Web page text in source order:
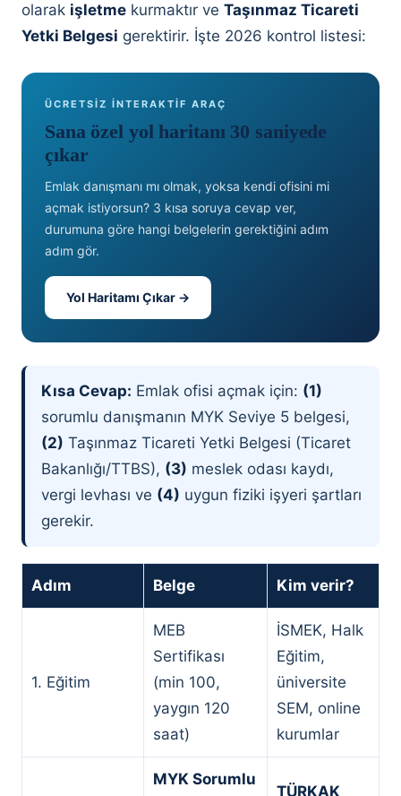
olarak işletme kurmaktır ve Taşınmaz Ticareti
Yetki Belgesi gerektirir. İşte 2026 kontrol listesi:
ÜCRETSİZ İNTERAKTİF ARAÇ
Sana özel yol haritanı 30 saniyede
çıkar
Emlak danışmanı mı olmak, yoksa kendi ofisini mi
açmak istiyorsun? 3 kısa soruya cevap ver,
durumuna göre hangi belgelerin gerektiğini adım
adım gör.
Yol Haritamı Çıkar →
Kısa Cevap: Emlak ofisi açmak için: (1)
sorumlu danışmanın MYK Seviye 5 belgesi,
(2) Taşınmaz Ticareti Yetki Belgesi (Ticaret
Bakanlığı/TTBS), (3) meslek odası kaydı,
vergi levhası ve (4) uygun fiziki işyeri şartları
gerekir.
Adım Belge Kim verir?
1. Eğitim
MEB
Sertifikası
(min 100,
yaygın 120
saat)
İSMEK, Halk
Eğitim,
üniversite
SEM, online
kurumlar
MYK Sorumlu
TÜRKAK